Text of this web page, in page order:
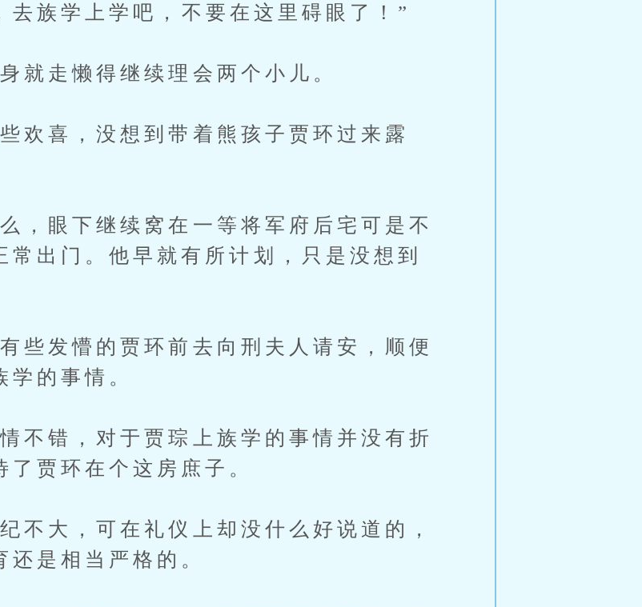
族学上学吧，不要在这里碍眼了！”
走懒得继续理会两个小儿。
喜，没想到带着熊孩子贾环过来露
眼下继续窝在一等将军府后宅可是不
常出门。他早就有所计划，只是没想到
发懵的贾环前去向刑夫人请安，顺便
的事情。
错，对于贾琮上族学的事情并没有折
贾环在个这房庶子。
大，可在礼仪上却没什么好说道的，
是相当严格的。